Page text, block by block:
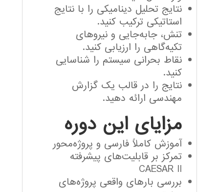
نتایج تحلیل دینامیکی را با نتایج
استاتیکی ترکیب کنید.
تنش، جابه‌جایی و نیروهای
تکیه‌گاهی را ارزیابی کنید.
نقاط بحرانی سیستم را شناسایی
کنید.
نتایج را در قالب یک گزارش
مهندسی ارائه دهید.
مزایای این دوره
آموزش کاملاً فارسی و پروژه‌محور
تمرکز بر قابلیت‌های پیشرفته
CAESAR II
بررسی بارهای واقعی پروژه‌های